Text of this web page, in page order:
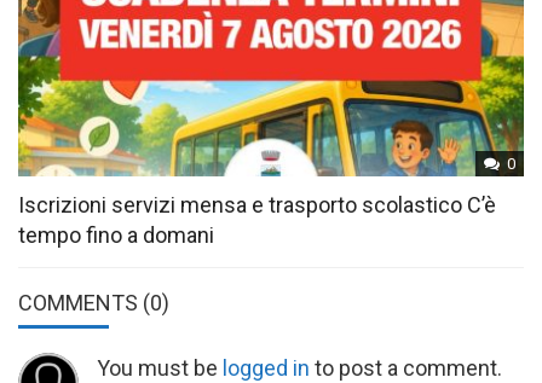
0
Iscrizioni servizi mensa e trasporto scolastico C’è
tempo fino a domani
COMMENTS (0)
You must be logged in to post a comment.